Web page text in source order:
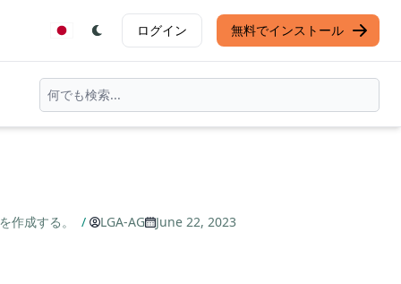
ログイン 無料でインストール
作成する。 / LGA-AG June 22, 2023